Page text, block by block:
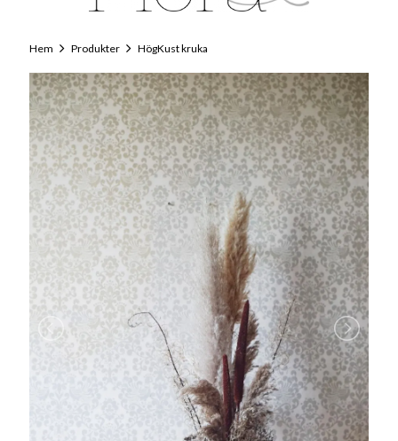
Hem Produkter HögKust kruka